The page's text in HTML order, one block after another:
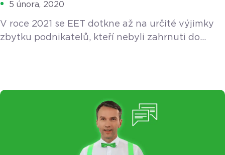
5 února, 2020
V roce 2021 se EET dotkne až na určité výjimky
zbytku podnikatelů, kteří nebyli zahrnuti do
řešení právě pro vás. Koho musí mít EET v roce
2021? Všeobecně se dá říct, že až na minimální